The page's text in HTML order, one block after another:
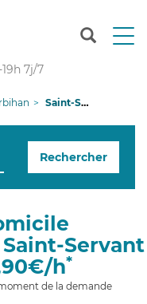
T
n
g
i
7j/7
Saint-Servant
Rechercher
Saint-Servant
h*
de la demande